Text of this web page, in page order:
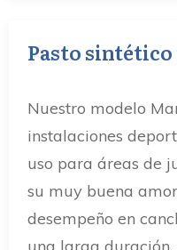
Pasto sintético
Nuestro modelo
instalaciones
uso para áreas de
su muy buena
desempeño en